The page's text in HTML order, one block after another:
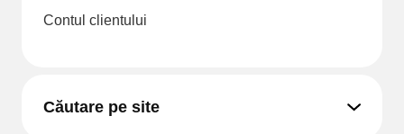
Contul clientului
Căutare pe site